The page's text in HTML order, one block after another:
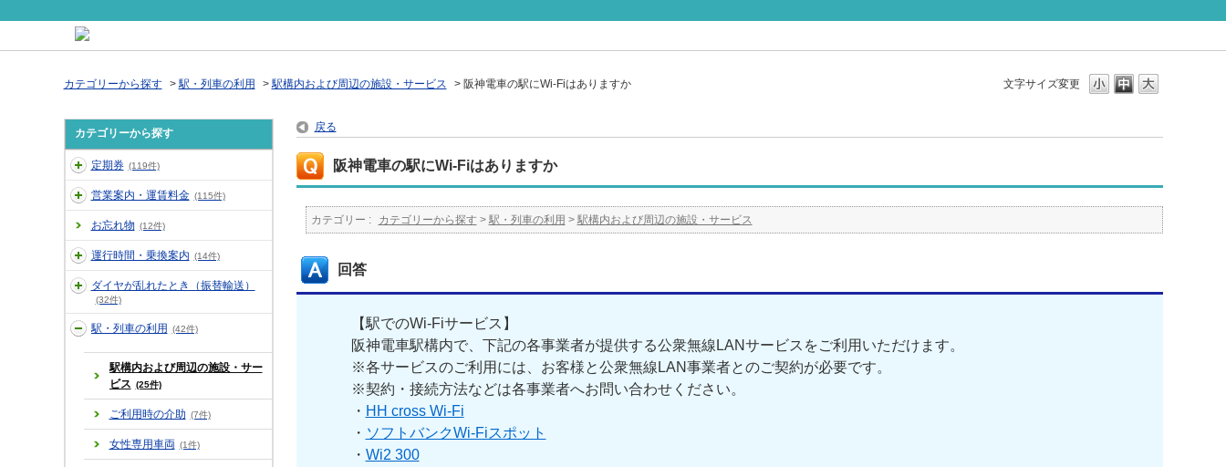
文字サイズ変更
カテゴリーから探す >駅・列車の利用 >駅構内および周辺の施設・サービス > 阪神電車の駅にWi-Fiはありますか
カテゴリーから探す
定期券 (119件)
営業案内・運賃料金 (115件)
お忘れ物 (12件)
運行時間・乗換案内 (14件)
ダイヤが乱れたとき（振替輸送）
(32件)
駅・列車の利用 (42件)
駅構内および周辺の施設・サー
ビス (25件)
ご利用時の介助 (7件)
女性専用車両 (1件)
戻る
阪神電車の駅にWi-Fiはありますか
カテゴリー : カテゴリーから探す > 駅・列車の利用 > 駅構内および周辺の施設・サービス
回答
【駅でのWi-Fiサービス】
阪神電車駅構内で、下記の各事業者が提供する公衆無線LANサービスをご利用いただけます。
※各サービスのご利用には、お客様と公衆無線LAN事業者とのご契約が必要です。
※契約・接続方法などは各事業者へお問い合わせください。
・ HH cross Wi-Fi
・ ソフトバンクWi-Fiスポット
・ Wi2 300